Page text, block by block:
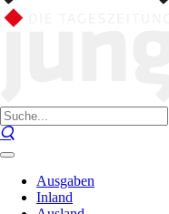
Ausgaben
Inland